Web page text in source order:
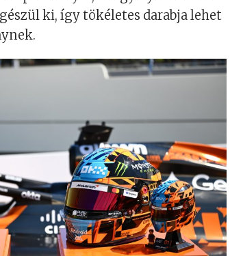
ki, így tökéletes darabja lehet